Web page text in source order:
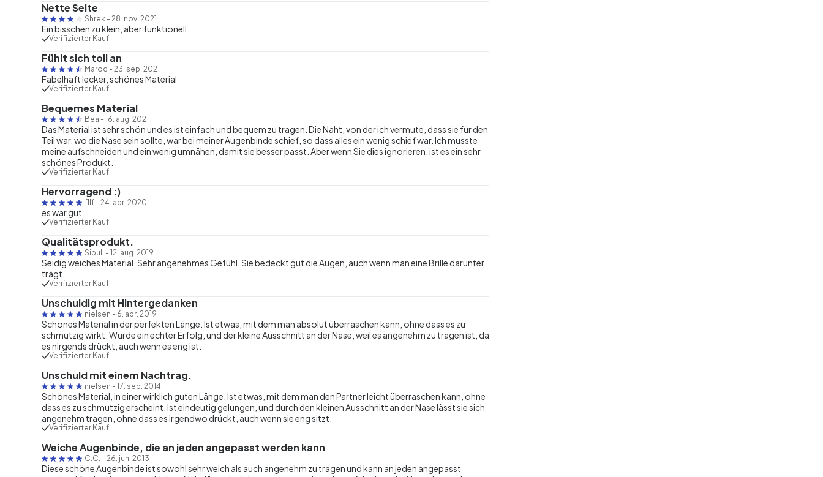
Nette Seite
Shrek - 28. nov. 2021
Ein bisschen zu klein, aber funktionell
Verifizierter Kauf
Fühlt sich toll an
Maroc - 23. sep. 2021
Fabelhaft lecker, schönes Material
Verifizierter Kauf
Bequemes Material
Bea - 16. aug. 2021
Das Material ist sehr schön und es ist einfach und bequem zu tragen. Die Naht, von der ich vermute, dass sie für den
Teil war, wo die Nase sein sollte, war bei meiner Augenbinde schief, so dass alles ein wenig schief war. Ich musste
meine aufschneiden und ein wenig umnähen, damit sie besser passt. Aber wenn Sie dies ignorieren, ist es ein sehr
schönes Produkt.
Verifizierter Kauf
Hervorragend :)
fllf - 24. apr. 2020
es war gut
Verifizierter Kauf
Qualitätsprodukt.
Sipuli - 12. aug. 2019
Seidig weiches Material. Sehr angenehmes Gefühl. Sie bedeckt gut die Augen, auch wenn man eine Brille darunter
trägt.
Verifizierter Kauf
Unschuldig mit Hintergedanken
nielsen - 6. apr. 2019
Schönes Material in der perfekten Länge. Ist etwas, mit dem man absolut überraschen kann, ohne dass es zu
schmutzig wirkt. Wurde ein echter Erfolg, und der kleine Ausschnitt an der Nase, weil es angenehm zu tragen ist, da
es nirgends drückt, auch wenn es eng ist.
Verifizierter Kauf
Unschuld mit einem Nachtrag.
nielsen - 17. sep. 2014
Schönes Material, in einer wirklich guten Länge. Ist etwas, mit dem man den Partner leicht überraschen kann, ohne
dass es zu schmutzig erscheint. Ist eindeutig gelungen, und durch den kleinen Ausschnitt an der Nase lässt sie sich
angenehm tragen, ohne dass es irgendwo drückt, auch wenn sie eng sitzt.
Verifizierter Kauf
Weiche Augenbinde, die an jeden angepasst werden kann
C.C. - 26. jun. 2013
Diese schöne Augenbinde ist sowohl sehr weich als auch angenehm zu tragen und kann an jeden angepasst